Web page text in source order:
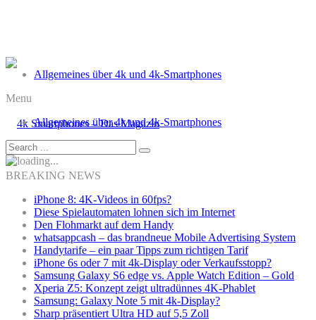
Allgemeines über 4k und 4k-Smartphones
Menu
Allgemeines über 4k und 4k-Smartphones
BREAKING NEWS
iPhone 8: 4K-Videos in 60fps?
Diese Spielautomaten lohnen sich im Internet
Den Flohmarkt auf dem Handy
whatsappcash – das brandneue Mobile Advertising System
Handytarife – ein paar Tipps zum richtigen Tarif
iPhone 6s oder 7 mit 4k-Display oder Verkaufsstopp?
Samsung Galaxy S6 edge vs. Apple Watch Edition – Gold
Xperia Z5: Konzept zeigt ultradünnes 4K-Phablet
Samsung: Galaxy Note 5 mit 4k-Display?
Sharp präsentiert Ultra HD auf 5,5 Zoll